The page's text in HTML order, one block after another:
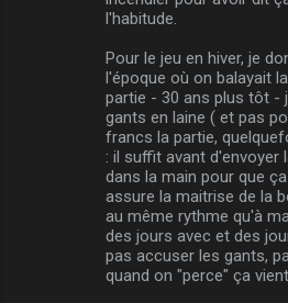
l'habitude.
Pour le jeu en hiver, je
l'époque où on balayait
partie - 30 ans plus tôt -
gants en laine ( et pas
francs la partie,
: il suffit avant d'envoyer
dans la main pour que
assure la maitrise de la
au même rythme qu'à
des jours avec et des
pas accuser les gants,
quand on "perce" ça